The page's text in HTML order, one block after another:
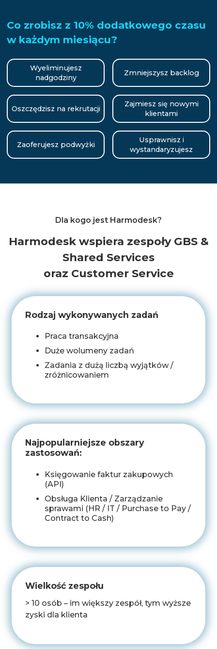
Co zrobisz z 10% dodatkowego czasu
w każdym miesiącu?
Wyeliminujesz
nadgodziny
Oszczędzisz na rekrutacji
Zaoferujesz podwyżki
Zmniejszysz backlog
Zajmiesz się nowymi
klientami
Usprawnisz i
wystandaryzujesz
Dla kogo jest Harmodesk?
Harmodesk wspiera zespoły GBS &
Shared Services
oraz Customer Service
Rodzaj wykonywanych zadań
Praca transakcyjna
Duże wolumeny zadań
Zadania z dużą liczbą wyjątków /
zróżnicowaniem
Najpopularniejsze obszary
zastosowań:
Księgowanie faktur zakupowych
(API)
Obsługa Klienta / Zarządzanie
sprawami (HR / IT / Purchase to Pay /
Contract to Cash)
Wielkość zespołu
> 10 osób – im większy zespół, tym wyższe
zyski dla klienta